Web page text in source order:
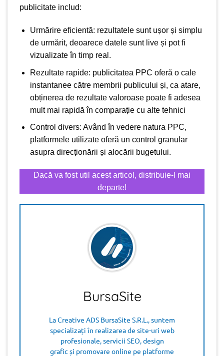
publicitate includ:
Urmărire eficientă: rezultatele sunt ușor și simplu
de urmărit, deoarece datele sunt live și pot fi
vizualizate în timp real.
Rezultate rapide: publicitatea PPC oferă o cale
instantanee către membrii publicului și, ca atare,
obținerea de rezultate valoroase poate fi adesea
mult mai rapidă în comparație cu alte tehnici
Control divers: Având în vedere natura PPC,
platformele utilizate oferă un control granular
asupra direcționării și alocării bugetului.
Dacă va fost util acest articol, distribuie-l mai
departe!
BursaSite
La Creative ADS BursaSite S.R.L., suntem
specializați în realizarea de site-uri web
profesionale, servicii SEO, design
grafic și promovare online pe platforme